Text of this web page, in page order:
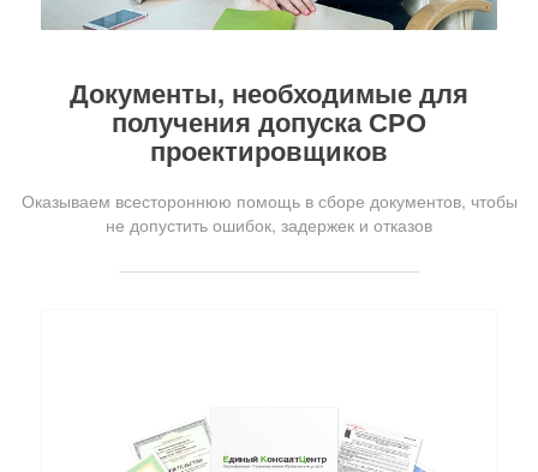
Документы, необходимые для
получения допуска СРО
проектировщиков
Оказываем всестороннюю помощь в сборе документов, чтобы
не допустить ошибок, задержек и отказов